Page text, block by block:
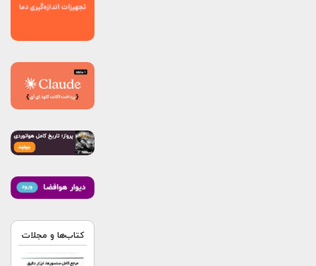
کتاب‌ها و مجلات